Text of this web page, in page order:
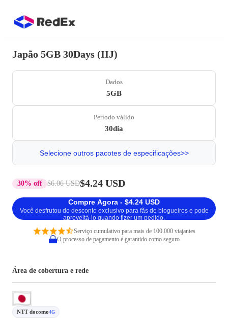
Japão 5GB 30Days (IIJ)
Dados
5GB
Período válido
30dia
Selecione outros pacotes de especificações>>
30% off $6.06 USD$4.24 USD
Compre Agora - $4.24 USD
Você desfrutou do desconto exclusivo para fãs de blogueiros e pode
aproveitá-lo quando fizer um pedido.
Serviço cumulativo para mais de 100.000 viajantes
O processo de pagamento é garantido como seguro
Área de cobertura e rede
NTT docomo4G